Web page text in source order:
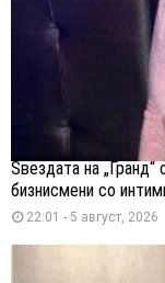
Ѕвездата на „Гранд“
бизнисмени со
22:01 - 5 август, 2026